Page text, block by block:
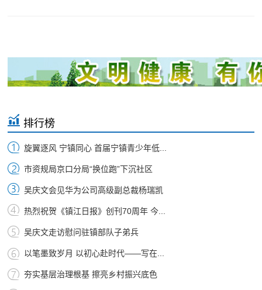
排行榜
旋翼逐风 宁镇同心 首届宁镇青少年低...
市资规局京口分局“换位跑”下沉社区
吴庆文会见华为公司高级副总裁杨瑞凯
热烈祝贺《镇江日报》创刊70周年 今...
吴庆文走访慰问驻镇部队子弟兵
以笔墨致岁月 以初心赴时代——写在...
夯实基层治理根基 擦亮乡村振兴底色